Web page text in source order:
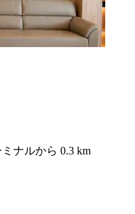
ナルから 0.3 km